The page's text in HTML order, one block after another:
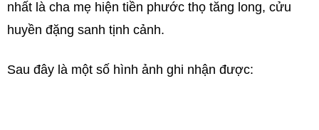
nhất là cha mẹ hiện tiền phước thọ tăng long, cửu
huyền đặng sanh tịnh cảnh.
Sau đây là một số hình ảnh ghi nhận được: